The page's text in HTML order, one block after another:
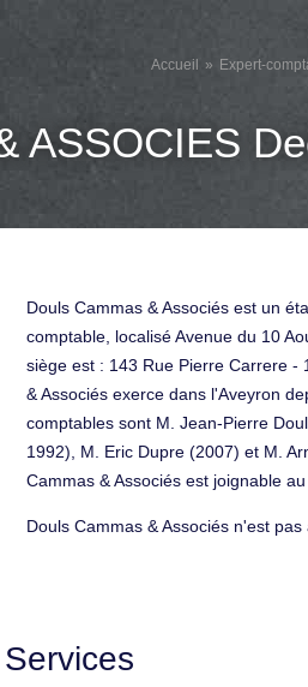
Accueil Expert-
ASSOCIES
Douls Cammas & Associés est un
comptable, localisé Avenue du 10
siège est : 143 Rue Pierre Carrere -
& Associés exerce dans l'Aveyron
comptables sont M. Jean-Pierre
1992), M. Eric Dupre (2007) et M.
Cammas & Associés est joignable
Douls Cammas & Associés n'est
Services